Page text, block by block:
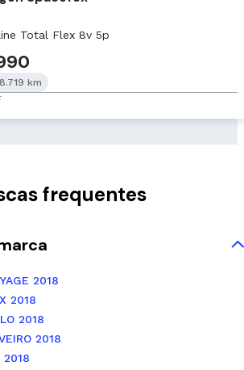
Total Flex 8v 5p
km
frequentes
2018
2018
2018
2018
2018